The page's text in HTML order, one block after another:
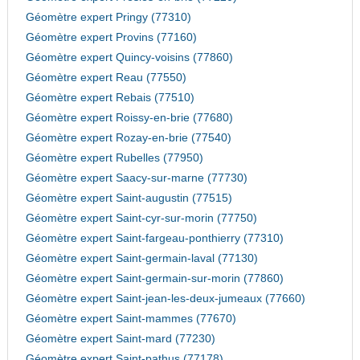
Géomètre expert Pringy (77310)
Géomètre expert Provins (77160)
Géomètre expert Quincy-voisins (77860)
Géomètre expert Reau (77550)
Géomètre expert Rebais (77510)
Géomètre expert Roissy-en-brie (77680)
Géomètre expert Rozay-en-brie (77540)
Géomètre expert Rubelles (77950)
Géomètre expert Saacy-sur-marne (77730)
Géomètre expert Saint-augustin (77515)
Géomètre expert Saint-cyr-sur-morin (77750)
Géomètre expert Saint-fargeau-ponthierry (77310)
Géomètre expert Saint-germain-laval (77130)
Géomètre expert Saint-germain-sur-morin (77860)
Géomètre expert Saint-jean-les-deux-jumeaux (77660)
Géomètre expert Saint-mammes (77670)
Géomètre expert Saint-mard (77230)